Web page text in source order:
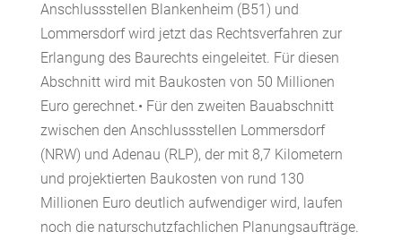
Anschlussstellen Blankenheim (B51) und
Lommersdorf wird jetzt das Rechtsverfahren zur
Erlangung des Baurechts eingeleitet. Für diesen
Abschnitt wird mit Baukosten von 50 Millionen
Euro gerechnet.• Für den zweiten Bauabschnitt
zwischen den Anschlussstellen Lommersdorf
(NRW) und Adenau (RLP), der mit 8,7 Kilometern
und projektierten Baukosten von rund 130
Millionen Euro deutlich aufwendiger wird, laufen
noch die naturschutzfachlichen Planungsaufträge.